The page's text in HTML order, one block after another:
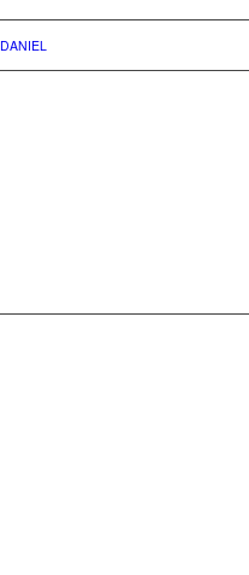
DANIEL